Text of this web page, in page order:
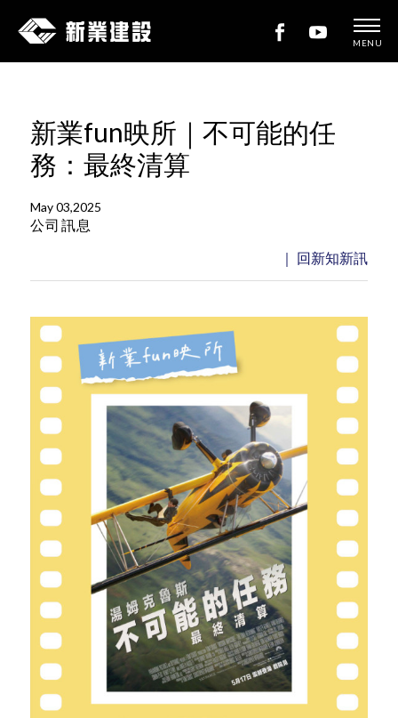
新
建
設
MENU
新業fun映所｜不可能的任
務：最終清算
May 03,2025
公司訊息
｜ 回新知新訊